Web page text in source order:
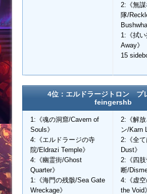
2:《無
隊/
1:《拭
Away》
15
4位：エルドラージトロン プ
feingershb
1:《魂の洞窟/Cavern of
Souls》
4:《エルドラージの寺
院/Eldrazi Temple》
4:《幽霊街/Ghost
Quarter》
1:《海門の残骸/Sea Gate
Wreckage》
2:《解
ン/Karn
2:《全
Dust》
2:《四肢
断/
4:《虚
the Void》